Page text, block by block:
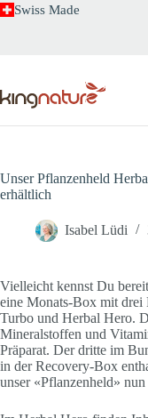
ZumSwiss Made
Unser Pflanzenheld
erhältlich
Isabel Lüdi
Vielleicht kennst Du
eine Monats-Box mit drei
Turbo und Herbal Hero.
Mineralstoffen und
Präparat. Der dritte im
in der Recovery-Box
unser «Pflanzenheld»